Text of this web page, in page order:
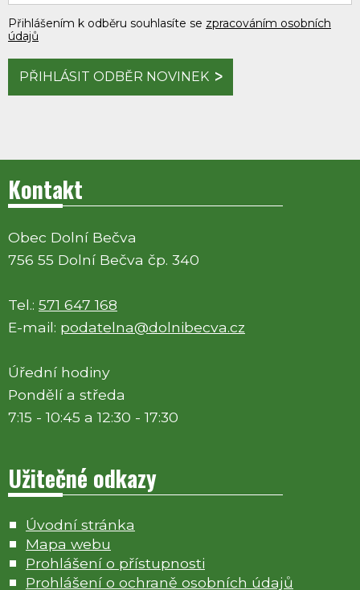
Přihlášením k odběru souhlasíte se zpracováním osobních
údajů
PŘIHLÁSIT ODBĚR NOVINEK
Kontakt
Obec Dolní Bečva
756 55 Dolní Bečva čp. 340
Tel.: 571 647 168
E-mail: podatelna@dolnibecva.cz
Úřední hodiny
Pondělí a středa
7:15 - 10:45 a 12:30 - 17:30
Užitečné odkazy
Úvodní stránka
Mapa webu
Prohlášení o přístupnosti
Prohlášení o ochraně osobních údajů